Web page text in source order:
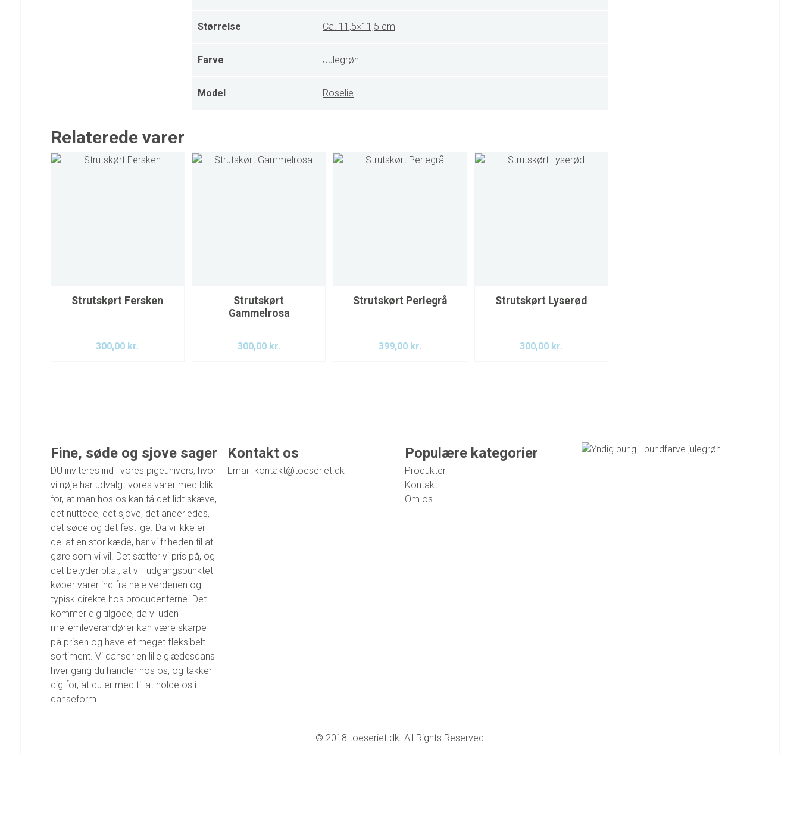
Størrelse Ca. 11,5×11,5 cm
Farve Julegrøn
Model Roselie
Relaterede varer
Strutskørt Fersken
300,00 kr.
Strutskørt
Gammelrosa
300,00 kr.
Strutskørt Perlegrå
399,00 kr.
Strutskørt Lyserød
300,00 kr.
Fine, søde og sjove sager
DU inviteres ind i vores pigeunivers, hvor
vi nøje har udvalgt vores varer med blik
for, at man hos os kan få det lidt skæve,
det nuttede, det sjove, det anderledes,
det søde og det festlige. Da vi ikke er
del af en stor kæde, har vi friheden til at
gøre som vi vil. Det sætter vi pris på, og
det betyder bl.a., at vi i udgangspunktet
køber varer ind fra hele verdenen og
typisk direkte hos producenterne. Det
kommer dig tilgode, da vi uden
mellemleverandører kan være skarpe
på prisen og have et meget fleksibelt
sortiment. Vi danser en lille glædesdans
hver gang du handler hos os, og takker
dig for, at du er med til at holde os i
danseform.
Kontakt os
Email: kontakt@toeseriet.dk
Populære kategorier
Produkter
Kontakt
Om os
© 2018 toeseriet.dk. All Rights Reserved